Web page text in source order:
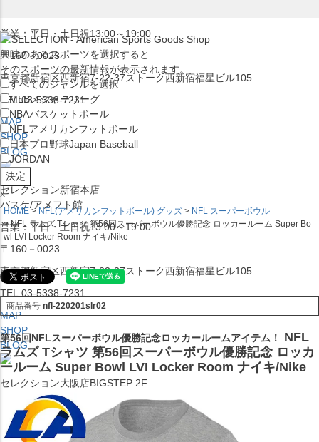
営業：平日・土日祝13:00～19:00
〒160－0023
東京都新宿区西新宿7-22-37ストーク西新宿福星ビル105
TEL:03-5338-7231
MAP
SHOP
BLOG
セレクション新宿本店
バスケ/アメフト館
営業：平日・土日祝13:00～19:00
〒160－0023
東京都新宿区西新宿7-22-37ストーク西新宿福星ビル105
TEL:03-5338-7231
MAP
SHOP
BLOG
セレクション大阪店BIGSTEP 2F
営業：平日・土日祝12:00～19:00
〒542-008
興味のあるスポーツを選択すると
そのスポーツの最新情報が表示されます。
すべてのジャンルを選択
MLBメジャーリーグ
NBAバスケットボール
NFL アメリカンフットボール
日本プロ野球Japan Baseball
JORDAN
x
HOME NFL(アメリカンフットボール) グッズ
NFL スーパーボウル
NFL ラムズ Tシャツ 第56回スーパーボウル優勝記念 ロッカールーム Super Bo
wl LVI Locker Room ナイキ/Nike
商品番号 nfl-220201slr02
第56回NFLスーパーボウル優勝記念ロッカールームアイテム！
NFL
ラムズ Tシャツ 第56回スーパーボウル優勝記念 ロッカ
ールーム Super Bowl LVI Locker Room ナイキ/Nike